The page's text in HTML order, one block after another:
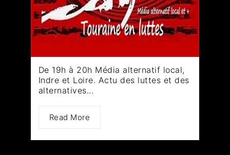
De 19h à 20h Média alternatif local,
Indre et Loire. Actu des luttes et des
alternatives...
Read More